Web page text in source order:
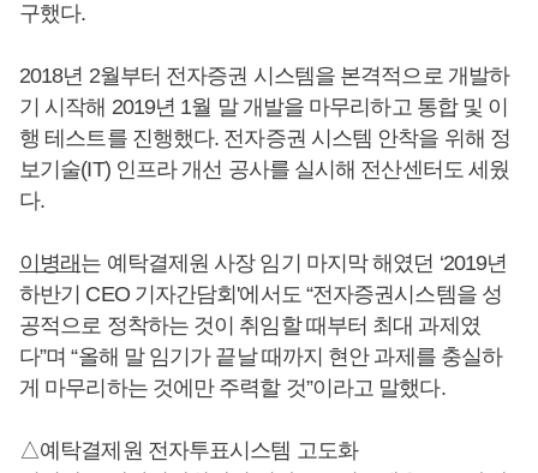
구했다.
2018년 2월부터 전자증권 시스템을 본격적으로 개발하
기 시작해 2019년 1월 말 개발을 마무리하고 통합 및 이
행 테스트를 진행했다. 전자증권 시스템 안착을 위해 정
보기술(IT) 인프라 개선 공사를 실시해 전산센터도 세웠
다.
이병래 는 예탁결제원 사장 임기 마지막 해였던 ‘2019년
하반기 CEO 기자간담회'에서도 “전자증권시스템을 성
공적으로 정착하는 것이 취임할 때부터 최대 과제였
다”며 “올해 말 임기가 끝날 때까지 현안 과제를 충실하
게 마무리하는 것에만 주력할 것”이라고 말했다.
△예탁결제원 전자투표시스템 고도화